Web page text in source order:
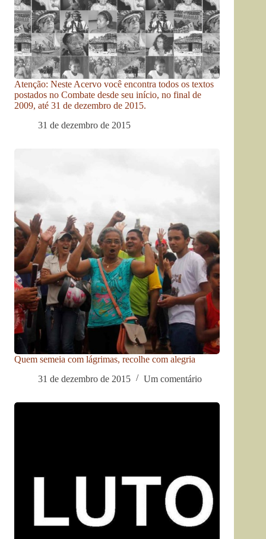
Atenção: Neste Acervo você encontra todos os textos
postados no Combate desde seu início, no final de
2009, até 31 de dezembro de 2015.
31 de dezembro de 2015
Quem semeia com lágrimas, recolhe com alegria
31 de dezembro de 2015
Um comentário